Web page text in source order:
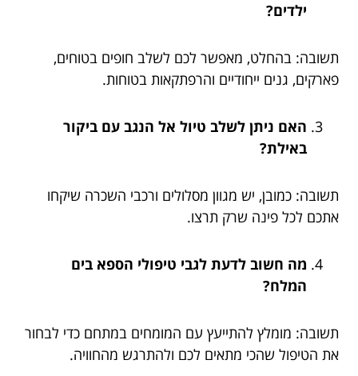
ילדים?
תשובה: בהחלט, מאפשר לכם לשלב חופים בטוחים,
פארקים, גנים ייחודיים והרפתקאות בטוחות.
האם ניתן לשלב טיול אל הנגב עם ביקור
באילת?
תשובה: כמובן, יש מגוון מסלולים ורכבי השכרה שיקחו
אתכם לכל פינה שרק תרצו.
מה חשוב לדעת לגבי טיפולי הספא בים
המלח?
תשובה: מומלץ להתייעץ עם המומחים במתחם כדי לבחור
את הטיפול שהכי מתאים לכם ולהתרגש מהחוויה.